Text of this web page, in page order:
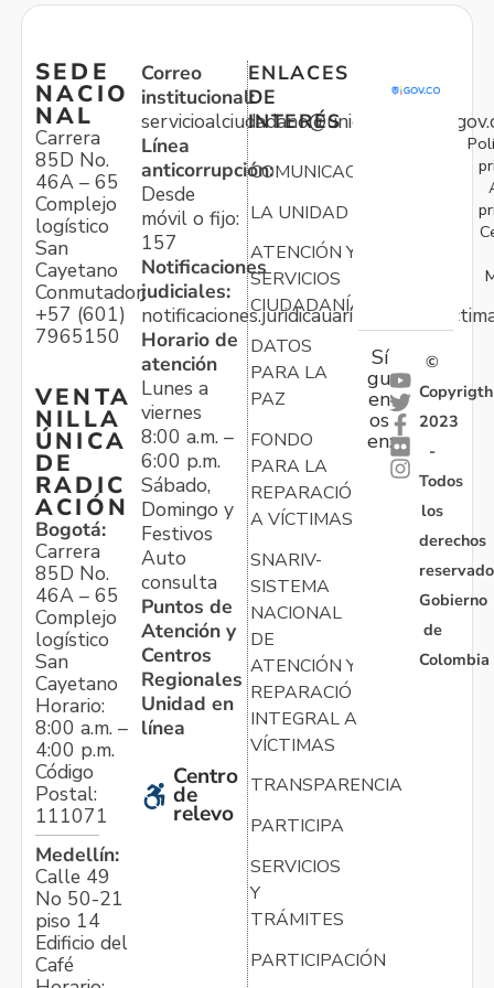
SEDE
NACIO
NAL
Carrera
85D No.
46A – 65
Complejo
logístico
San
Cayetano
Conmutador:
+57 (601)
7965150
VENTA
NILLA
ÚNICA
DE
RADIC
ACIÓN
Bogotá:
Carrera
85D No.
46A – 65
Complejo
logístico
San
Cayetano
Horario:
8:00 a.m. –
4:00 p.m.
Código
Postal:
111071
Medellín:
Calle 49
No 50-21
piso 14
Edificio del
Café
Correo
institucional:
Línea
anticorrupción:
Desde
móvil o fijo:
157
Notificaciones
judiciales:
Horario de
atención
Lunes a
viernes
8:00 a.m. –
6:00 p.m.
Sábado,
Domingo y
Festivos
Auto
consulta
Puntos de
Atención y
Centros
Regionales
Unidad en
línea
Centro
de
relevo
ENLACES
DE
INTERÉS
COMUNICACIONES
LA UNIDAD
ATENCIÓN Y
SERVICIOS
CIUDADANÍA
DATOS
PARA LA
PAZ
FONDO
PARA LA
REPARACIÓN
A VÍCTIMAS
SNARIV-
SISTEMA
NACIONAL
DE
ATENCIÓN Y
REPARACIÓN
INTEGRAL A
VÍCTIMAS
TRANSPARENCIA
PARTICIPA
SERVICIOS
Y
TRÁMITES
PARTICIPACIÓN
Sí
gu
en
os
en:
©
Copyrigth
2023
-
Todos
los
derechos
Gobierno
de
Colombia